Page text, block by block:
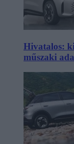
Hivatalos:
műszaki